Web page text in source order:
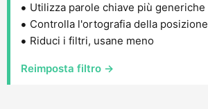
Utilizza parole chiave più generiche
Controlla l'ortografia della posizione
Riduci i filtri, usane meno
Reimposta filtro →